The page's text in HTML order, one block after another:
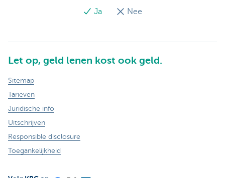
Ja Nee
Let op, geld lenen kost ook geld.
Sitemap
Tarieven
Juridische info
Uitschrijven
Responsible disclosure
Toegankelijkheid